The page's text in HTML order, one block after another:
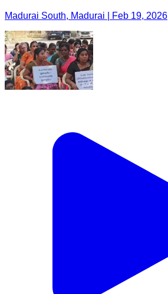
Madurai South, Madurai | Feb 19, 2026